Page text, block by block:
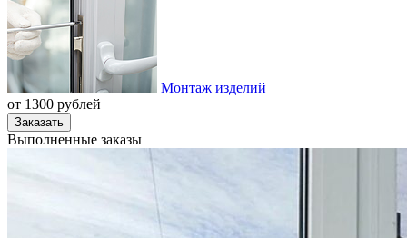
Монтаж изделий
от 1300 рублей
Заказать
Выполненные заказы